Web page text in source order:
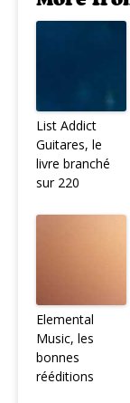
List Addict
Guitares, le
livre branché
sur 220
Elemental
Music, les
bonnes
rééditions